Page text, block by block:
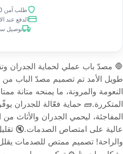
طلب آمن 100%
الدفع عند
توصيل
🛑 مصدّ باب عملي لحماية الجدران
طويل الأمد تم تصميم مصدّ الباب من
النعومة والمرونة، ما يمنحه متانة
المتكررة.🧱 حماية فعّالة للجدران
المفاجئة، ليحمي الجدران والأثاث
عالية على امتصاص الصدمات.🔇
والراحة! تصميم ممتص للصدمات